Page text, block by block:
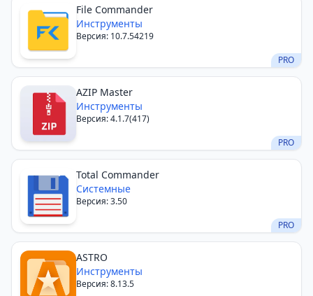
File Commander
Инструменты
Версия: 10.7.54219
PRO
AZIP Master
Инструменты
Версия: 4.1.7(417)
PRO
Total Commander
Системные
Версия: 3.50
PRO
ASTRO
Инструменты
Версия: 8.13.5